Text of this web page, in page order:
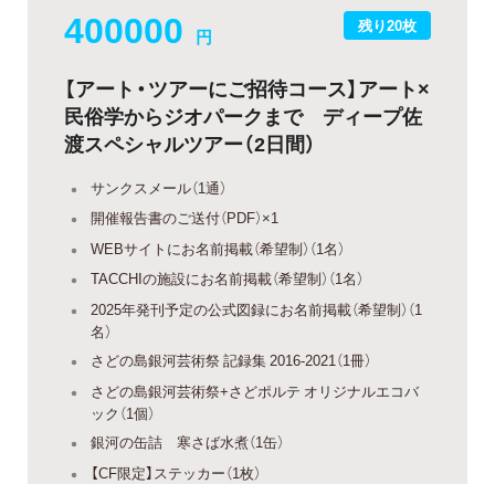
残り20枚
400000 円
【アート・ツアーにご招待コース】アート×
民俗学からジオパークまで ディープ佐
渡スペシャルツアー（2日間）
サンクスメール（1通）
開催報告書のご送付（PDF）×1
WEBサイトにお名前掲載（希望制）（1名）
TACCHIの施設にお名前掲載（希望制）（1名）
2025年発刊予定の公式図録にお名前掲載（希望制）（1
名）
さどの島銀河芸術祭 記録集 2016-2021（1冊）
さどの島銀河芸術祭+さどポルテ オリジナルエコバ
ック（1個）
銀河の缶詰 寒さば水煮（1缶）
【CF限定】ステッカー（1枚）